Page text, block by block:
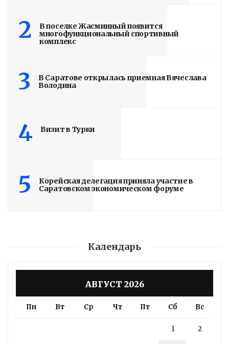
2
В поселке Жасминный появится
многофункциональный спортивный
комплекс
3
В Саратове открылась приемная Вячеслава
Володина
4 Визит в Турки
5
Корейская делегация приняла участие в
Саратовском экономическом форуме
Календарь
АВГУСТ 2026
Пн Вт Ср Чт Пт Сб Вс
1 2
Володин: 31 августа
РАБОТЫ БУДУТ
4 дня назад
Подробности в статье!